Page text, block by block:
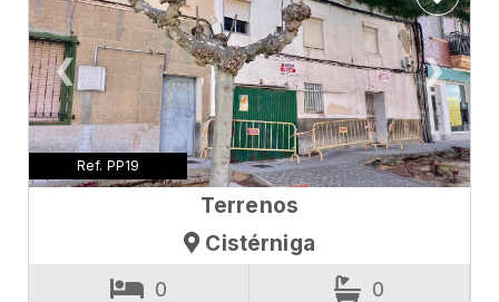
❮ ❯
Ref. PP19
Terrenos
Cistérniga
0 0